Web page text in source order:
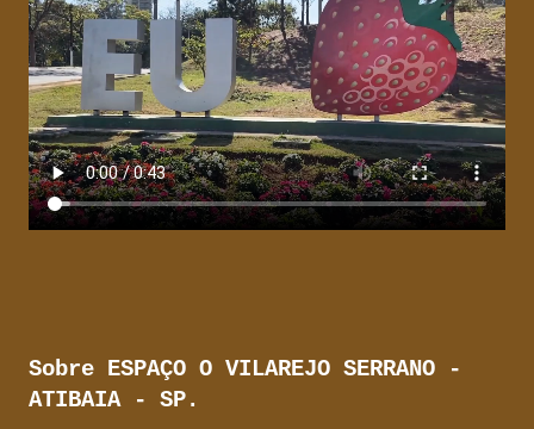
Sobre ESPAÇO O VILAREJO SERRANO -
ATIBAIA - SP.